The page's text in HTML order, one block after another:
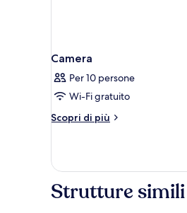
Camera
Per 10 persone
Wi-Fi gratuito
Scopri di più
Altri
Strutture simili